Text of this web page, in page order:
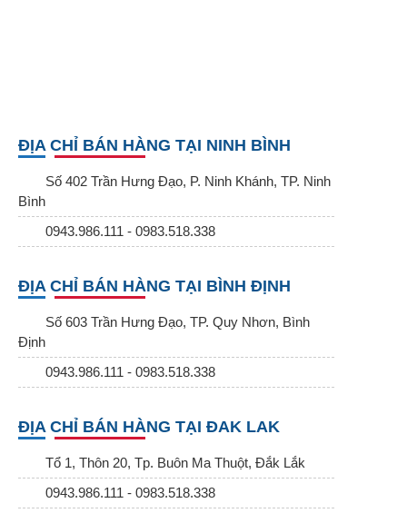
ĐỊA CHỈ BÁN HÀNG TẠI NINH BÌNH
Số 402 Trần Hưng Đạo, P. Ninh Khánh, TP. Ninh
Bình
0943.986.111 - 0983.518.338
ĐỊA CHỈ BÁN HÀNG TẠI BÌNH ĐỊNH
Số 603 Trần Hưng Đạo, TP. Quy Nhơn, Bình
Định
0943.986.111 - 0983.518.338
ĐỊA CHỈ BÁN HÀNG TẠI ĐAK LAK
Tổ 1, Thôn 20, Tp. Buôn Ma Thuột, Đắk Lắk
0943.986.111 - 0983.518.338